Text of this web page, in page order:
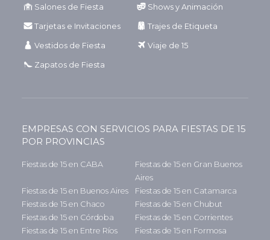
Salones de Fiesta Shows y Animación
Tarjetas e Invitaciones Trajes de Etiqueta
Vestidos de Fiesta Viaje de 15
Zapatos de Fiesta
EMPRESAS CON SERVICIOS PARA FIESTAS DE 15
POR PROVINCIAS
Fiestas de 15 en CABA
Fiestas de 15 en Gran Buenos
Aires
Fiestas de 15 en Buenos Aires
Fiestas de 15 en Catamarca
Fiestas de 15 en Chaco
Fiestas de 15 en Chubut
Fiestas de 15 en Córdoba
Fiestas de 15 en Corrientes
Fiestas de 15 en Entre Ríos
Fiestas de 15 en Formosa